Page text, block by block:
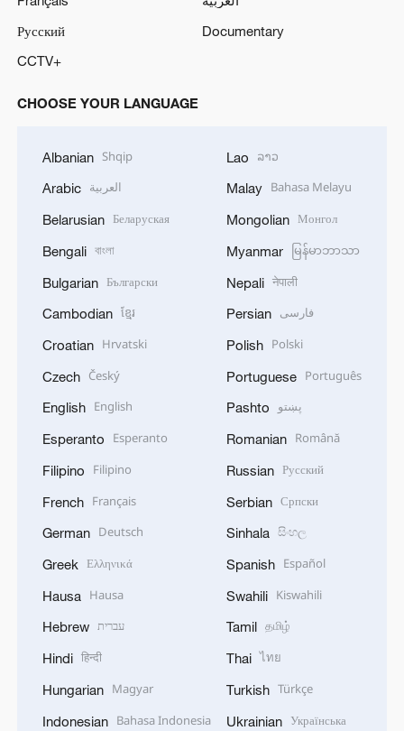
Русский
Documentary
CCTV+
CHOOSE YOUR LANGUAGE
Albanian Shqip
Arabic العربية
Belarusian Беларуская
Bengali বাংলা
Bulgarian Български
Cambodian ខ្មែរ
Croatian Hrvatski
Czech Český
English English
Esperanto Esperanto
Filipino Filipino
French Français
German Deutsch
Greek Ελληνικά
Hausa Hausa
Hebrew עברית
Hindi हिन्दी
Hungarian Magyar
Indonesian Bahasa Indonesia
Lao ລາວ
Malay Bahasa Melayu
Mongolian Монгол
Myanmar မြန်မာဘာသာ
Nepali नेपाली
Persian فارسی
Polish Polski
Portuguese Português
Pashto پښتو
Romanian Română
Russian Русский
Serbian Српски
Sinhala සිංහල
Spanish Español
Swahili Kiswahili
Tamil தமிழ்
Thai ไทย
Turkish Türkçe
Ukrainian Українська